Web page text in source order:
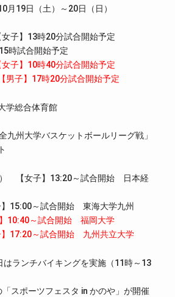
日（土）～20日（日）
女子】13時20分試合開始予定
合開始予定
女子】10時40分試合開始予定
20分試合開始予定
総合体育館
大学バスケットボールリーグ戦」
【女子】13:20～試合開始 日本経
試合開始 東海大学九州
】10:40～試合開始 福岡大学
試合開始 九州共立大学
ランチバイキングを実施（11時～13
スポーツフェスタ in かのや」が開催